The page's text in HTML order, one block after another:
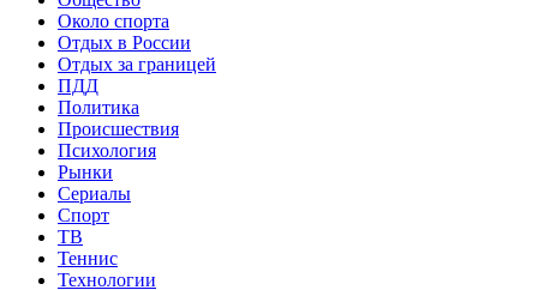
Около спорта
Отдых в России
Отдых за границей
ПДД
Политика
Происшествия
Психология
Рынки
Сериалы
Спорт
ТВ
Теннис
Технологии